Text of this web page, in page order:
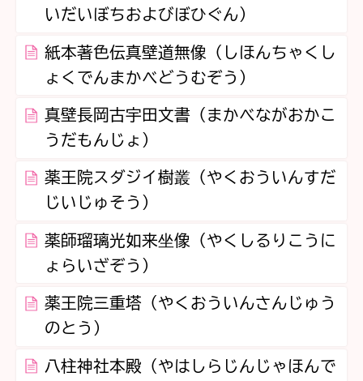
いだいぼちおよびぼひぐん）
紙本著色伝真壁道無像（しほんちゃくし
ょくでんまかべどうむぞう）
真壁長岡古宇田文書（まかべながおかこ
うだもんじょ）
薬王院スダジイ樹叢（やくおういんすだ
じいじゅそう）
薬師瑠璃光如来坐像（やくしるりこうに
ょらいざぞう）
薬王院三重塔（やくおういんさんじゅう
のとう）
八柱神社本殿（やはしらじんじゃほんで